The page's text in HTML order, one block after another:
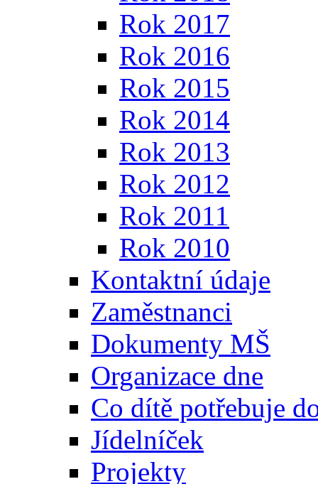
Rok 2017
Rok 2016
Rok 2015
Rok 2014
Rok 2013
Rok 2012
Rok 2011
Rok 2010
Kontaktní údaje
Zaměstnanci
Dokumenty MŠ
Organizace dne
Co dítě potřebuje
Jídelníček
Projekty